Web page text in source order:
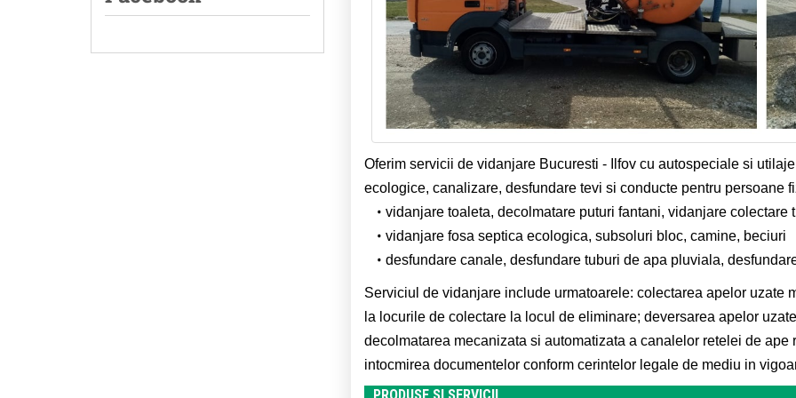
Oferim servicii de vidanjare Bucuresti - Ilfov cu autospeciale si
ecologice, canalizare, desfundare tevi si conducte pentru persoane
vidanjare toaleta, decolmatare puturi fantani, vidanjare colectare
vidanjare fosa septica ecologica, subsoluri bloc, camine, beciuri
desfundare canale, desfundare tuburi de apa pluviala,
Serviciul de vidanjare include urmatoarele: colectarea apelor uzate
la locurile de colectare la locul de eliminare; deversarea apelor
decolmatarea mecanizata si automatizata a canalelor retelei de
intocmirea documentelor conform cerintelor legale de mediu in